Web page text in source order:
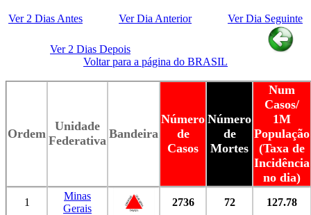
Ver 2 Dias Antes Ver Dia Anterior Ver Dia Seguinte
Ver 2 Dias Depois
Voltar para a página do BRASIL
Ordem
Unidade
Federativa Bandeira
Número
de
Casos
Número
de
Mortes
Num
Casos/
1M
População
(Taxa de
Incidência
no dia)
1
Minas
Gerais
2736 72 127.78